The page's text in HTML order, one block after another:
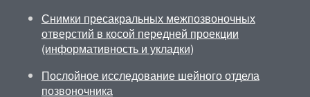
Снимки пресакральных межпозвоночных
отверстий в косой передней проекции
(информативность и укладки)
Послойное исследование шейного отдела
позвоночника